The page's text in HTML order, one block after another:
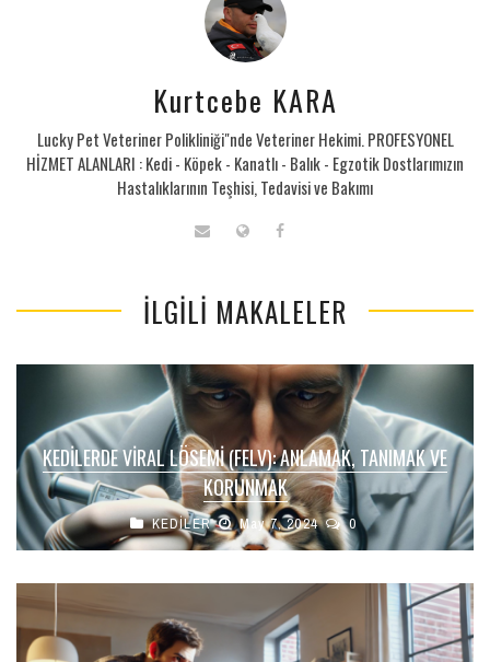
Kurtcebe KARA
Lucky Pet Veteriner Polikliniği"nde Veteriner Hekimi. PROFESYONEL
HİZMET ALANLARI : Kedi - Köpek - Kanatlı - Balık - Egzotik Dostlarımızın
Hastalıklarının Teşhisi, Tedavisi ve Bakımı
İLGILI MAKALELER
KEDILERDE VIRAL LÖSEMI (FELV): ANLAMAK, TANIMAK VE
KORUNMAK
KEDİLER May 7, 2024 0